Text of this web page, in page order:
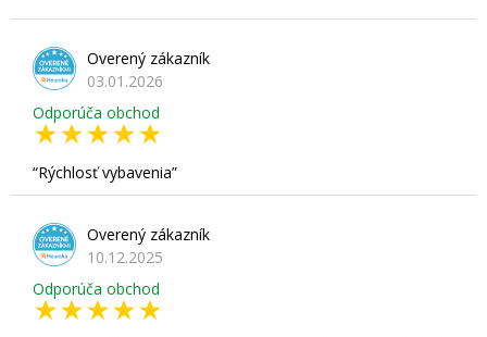
Overený zákazník
03.01.2026
Odporúča obchod
Rýchlosť vybavenia
Overený zákazník
10.12.2025
Odporúča obchod